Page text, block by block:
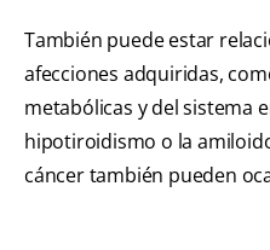
También puede estar
afecciones adquiridas,
metabólicas y del sistema
hipotiroidismo o la
cáncer también pueden